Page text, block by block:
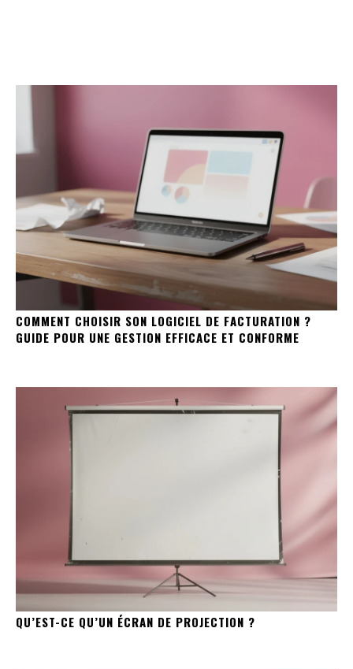
COMMENT CHOISIR SON LOGICIEL DE FACTURATION ?
GUIDE POUR UNE GESTION EFFICACE ET CONFORME
QU’EST-CE QU’UN ÉCRAN DE PROJECTION ?